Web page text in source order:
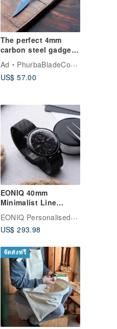
The perfect 4mm
carbon steel gadget
,Tactical knife made
of 4mm carbon steel
Ad
PhurbaBladeCompany
US$ 57.00
EONIQ 40mm
Minimalist Line
Gift for Couples &
Best Friends. Free
EONIQ Personalised Mechanical Watch
US$ 293.98
จัดส่งฟรี